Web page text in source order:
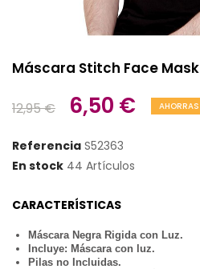
Máscara Stitch Face
12,95 € 6,50 €
Referencia S52363
En stock 44 Artículos
CARACTERÍSTICAS
Máscara Negra Rigida con Luz.
Incluye: Máscara con luz.
Pilas no Incluidas.